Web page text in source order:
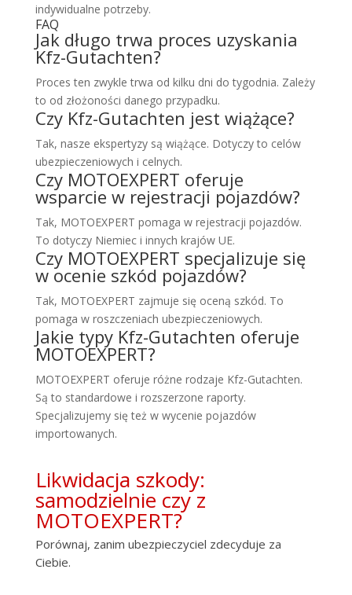
indywidualne potrzeby.
FAQ
Jak długo trwa proces uzyskania
Kfz-Gutachten?
Proces ten zwykle trwa od kilku dni do tygodnia. Zależy
to od złożoności danego przypadku.
Czy Kfz-Gutachten jest wiążące?
Tak, nasze ekspertyzy są wiążące. Dotyczy to celów
ubezpieczeniowych i celnych.
Czy MOTOEXPERT oferuje
wsparcie w rejestracji pojazdów?
Tak, MOTOEXPERT pomaga w rejestracji pojazdów.
To dotyczy Niemiec i innych krajów UE.
Czy MOTOEXPERT specjalizuje się
w ocenie szkód pojazdów?
Tak, MOTOEXPERT zajmuje się oceną szkód. To
pomaga w roszczeniach ubezpieczeniowych.
Jakie typy Kfz-Gutachten oferuje
MOTOEXPERT?
MOTOEXPERT oferuje różne rodzaje Kfz-Gutachten.
Są to standardowe i rozszerzone raporty.
Specjalizujemy się też w wycenie pojazdów
importowanych.
Likwidacja szkody:
samodzielnie czy z
MOTOEXPERT?
Porównaj, zanim ubezpieczyciel zdecyduje za
Ciebie.